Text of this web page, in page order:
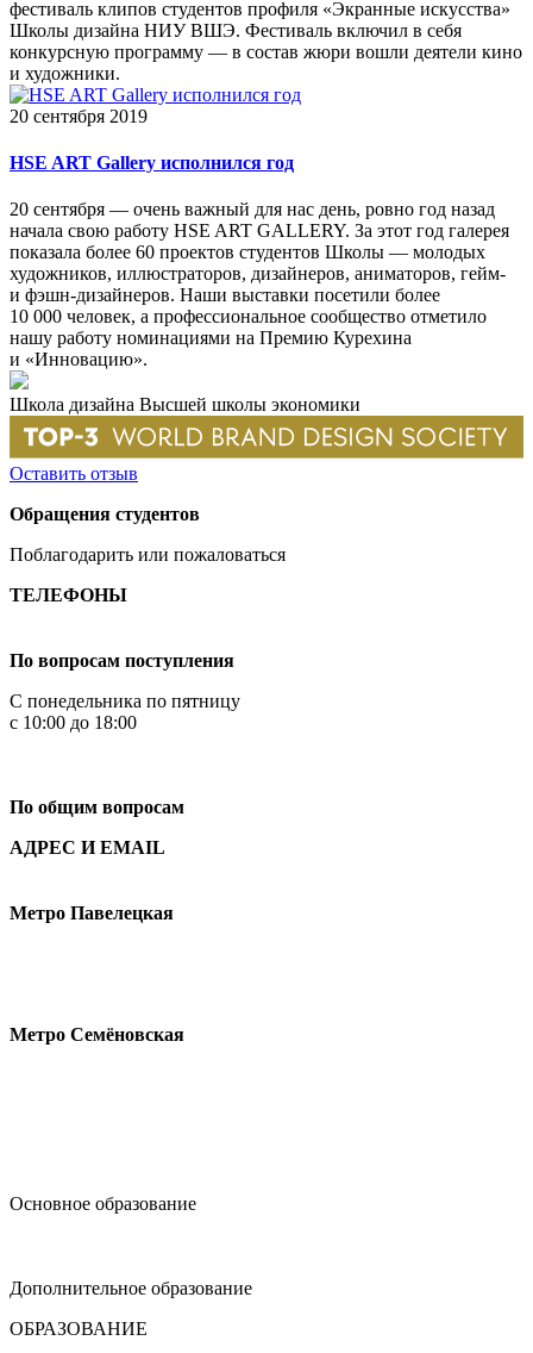
фестиваль клипов студентов профиля «Экранные искусства»
Школы дизайна НИУ ВШЭ. Фестиваль включил в себя
конкурсную программу — в состав жюри вошли деятели кино
и художники.
20 сентября 2019
HSE ART Gallery исполнился год
20 сентября — очень важный для нас день, ровно год назад
начала свою работу HSE ART GALLERY. За этот год галерея
показала более 60 проектов студентов Школы — молодых
художников, иллюстраторов, дизайнеров, аниматоров, гейм-
и фэшн-дизайнеров. Наши выставки посетили более
10 000 человек, а профессиональное сообщество отметило
нашу работу номинациями на Премию Курехина
и «Инновацию».
Школа дизайна Высшей школы экономики
Оставить отзыв
Обращения студентов
Поблагодарить или пожаловаться
ТЕЛЕФОНЫ
По вопросам поступления
С понедельника по пятницу
с 10:00 до 18:00
По общим вопросам
АДРЕС И EMAIL
Метро Павелецкая
Метро Семёновская
Основное образование
Дополнительное образование
ОБРАЗОВАНИЕ